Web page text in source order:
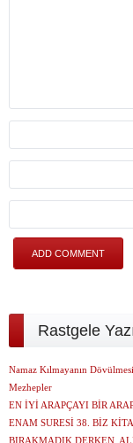
Rastgele
Namaz Kılmayanın
Mezhepler
EN İYİ ARAPÇAYI BİR
ENAM SURESİ 38. BİZ
BIRAKMADIK DERKEN,